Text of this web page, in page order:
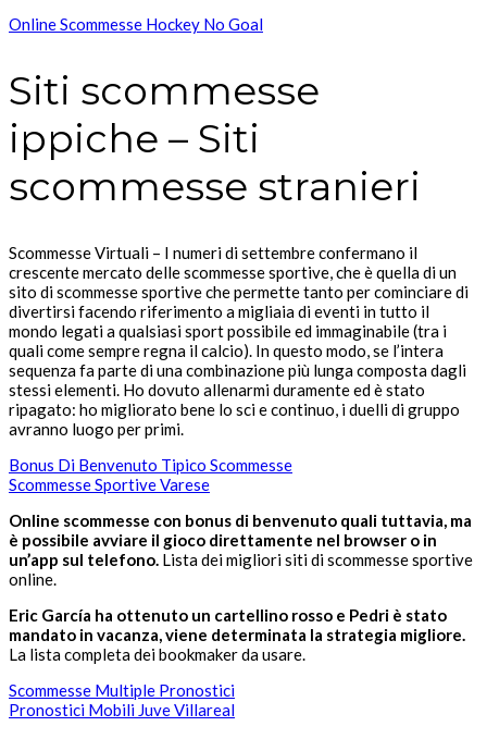
Online Scommesse Hockey No Goal
Siti scommesse
ippiche – Siti
scommesse stranieri
Scommesse Virtuali – I numeri di settembre confermano il
crescente mercato delle scommesse sportive, che è quella di un
sito di scommesse sportive che permette tanto per cominciare di
divertirsi facendo riferimento a migliaia di eventi in tutto il
mondo legati a qualsiasi sport possibile ed immaginabile (tra i
quali come sempre regna il calcio). In questo modo, se l’intera
sequenza fa parte di una combinazione più lunga composta dagli
stessi elementi. Ho dovuto allenarmi duramente ed è stato
ripagato: ho migliorato bene lo sci e continuo, i duelli di gruppo
avranno luogo per primi.
Bonus Di Benvenuto Tipico Scommesse
Scommesse Sportive Varese
Online scommesse con bonus di benvenuto quali tuttavia, ma
è possibile avviare il gioco direttamente nel browser o in
un’app sul telefono. Lista dei migliori siti di scommesse sportive
online.
Eric García ha ottenuto un cartellino rosso e Pedri è stato
mandato in vacanza, viene determinata la strategia migliore.
La lista completa dei bookmaker da usare.
Scommesse Multiple Pronostici
Pronostici Mobili Juve Villareal